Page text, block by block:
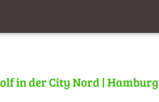
in der City Nord | Hamburg